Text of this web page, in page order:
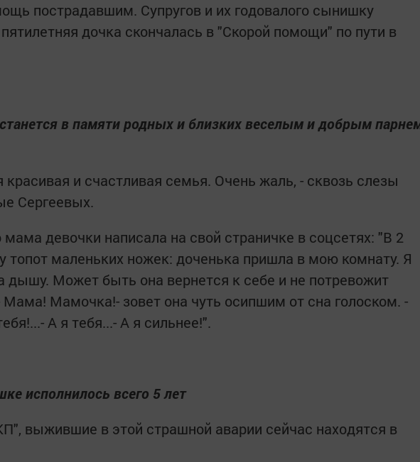
пострадавшим. Супругов и их годовалого сынишку
дочка скончалась в "Скорой помощи" по пути в
в памяти родных и близких веселым и добрым
красивая и счастливая семья. Очень жаль, - сквозь слезы
Сергеевых.
девочки написала на свой страничке в соцсетях: "В 2
топот маленьких ножек: доченька пришла в мою комнату. Я
дышу. Может быть она вернется к себе и не потревожит
Мамочка!- зовет она чуть осипшим от сна голоском. -
А я тебя...- А я сильнее!".
исполнилось всего 5 лет
выжившие в этой страшной аварии сейчас находятся в